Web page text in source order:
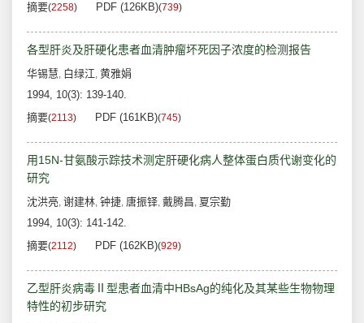
摘要(2258) PDF (126KB)(739)
各型肝炎及肝硬化患者血清肿瘤坏死因子浓度的检测报告
华锡慧, 白绿江, 黄雅娟
1994, 10(3): 139-140.
摘要(2113) PDF (161KB)(745)
用15N-甘氨酸示踪技术测定肝硬化病人整体蛋白质代谢变化的
研究
沈洪亮, 谢建林, 钟捷, 唐振铎, 戴腾昌, 夏宗勤
1994, 10(3): 141-142.
摘要(2112) PDF (162KB)(929)
乙型肝炎病毒Ⅱ型患者血清中HBsAg的纯化及其某些生物物理
特性的初步研究